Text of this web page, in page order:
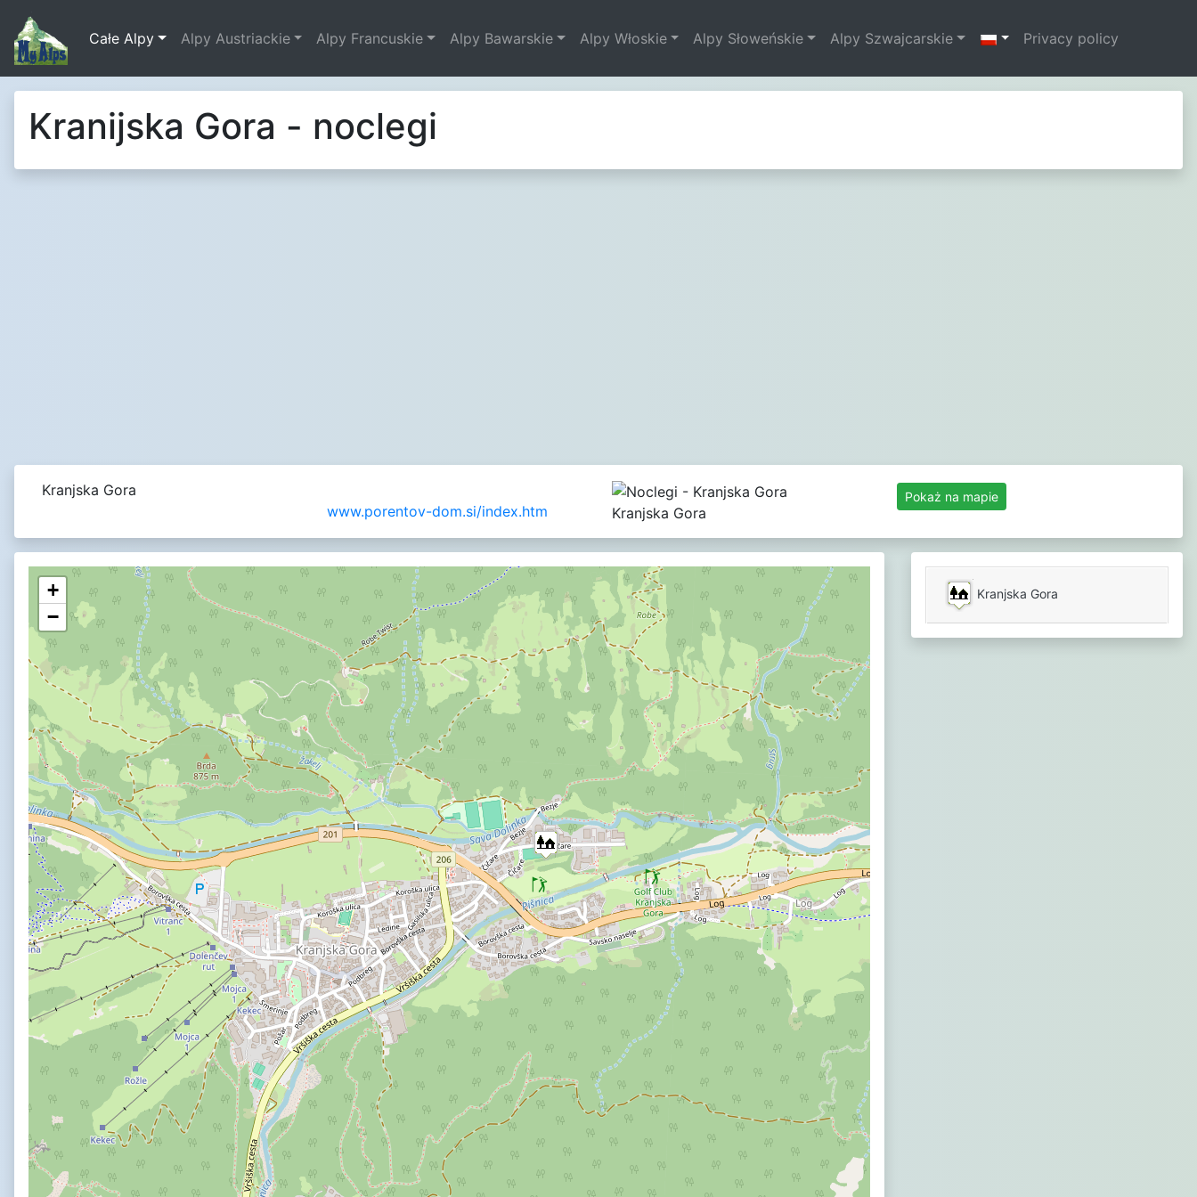
Całe Alpy Alpy Austriackie Alpy Francuskie Alpy Bawarskie Alpy Włoskie Alpy Słoweńskie Alpy Szwajcarskie Privacy policy
Kranijska Gora - noclegi
Kranjska Gora
www.porentov-dom.si/index.htm
Kranjska Gora
Pokaż na mapie
+
−
Kranjska Gora